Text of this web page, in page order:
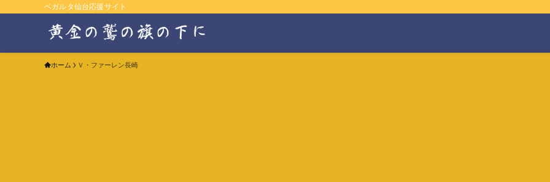
ベガルタ仙台応援サイト
ホーム Ｖ・ファーレン長崎